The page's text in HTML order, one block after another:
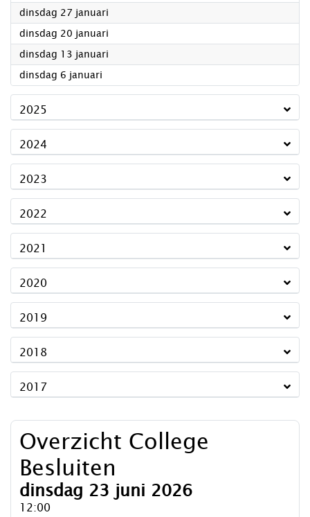
dinsdag 27 januari
dinsdag 20 januari
dinsdag 13 januari
dinsdag 6 januari
2025
2024
2023
2022
2021
2020
2019
2018
2017
Overzicht College
Besluiten
dinsdag 23 juni 2026
12:00